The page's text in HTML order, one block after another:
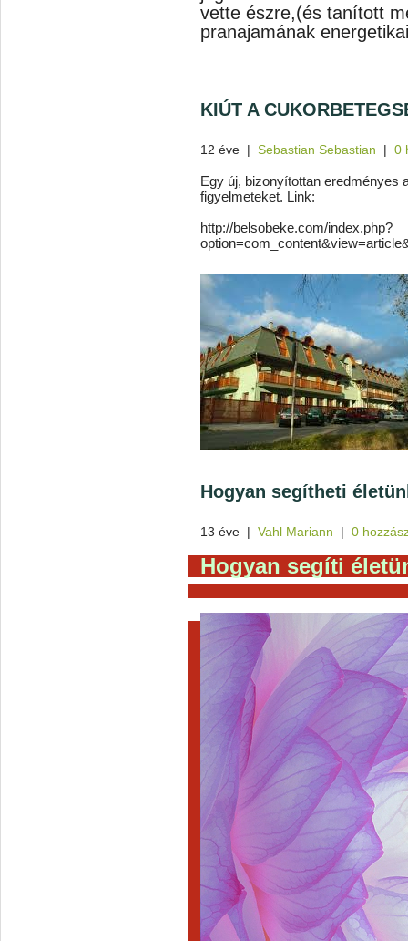
vette észre,(és tanított
pranajamának
KIÚT A
12 éve | Sebastian Sebastian | 0
Egy új, bizonyítottan eredményes
figyelmeteket. Link:
http://belsobeke.com/index.php?
Hogyan segítheti
13 éve | Vahl Mariann | 0
Hogyan segíti